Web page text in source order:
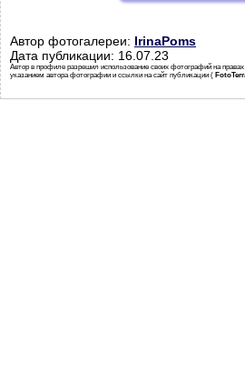
Автор фотогалереи: IrinaPoms
Дата публикации: 16.07.23
Автор в профиле разрешил использование своих фотографий на
указанием автора фотографии и ссылки на сайт публикации (